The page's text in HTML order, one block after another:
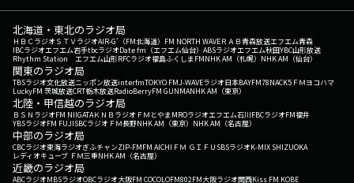
北海道・東北のラジオ局
ＨＢＣラジオＳＴＶラジオAIR-G'（FM北海道） FM NORTH WAVEＲＡＢ青森放送エフエム青森
IBCラジオエフエム岩手tbcラジオDate fm（エフエム仙台） ABSラジオエフエム秋田YBC山形放送
Rhythm Station エフエム山形RFCラジオ福島ふくしまFMNHK AM（札幌） NHK AM（仙台）
関東のラジオ局
TBSラジオ文化放送ニッポン放送interfmTOKYO FMJ-WAVEラジオ日本BAYFM78NACK5 ＦＭヨコハマ
LuckyFM 茨城放送CRT栃木放送RadioBerryFM GUNMANHK AM（東京）
北陸・甲信越のラジオ局
ＢＳＮラジオFM NIIGATAＫＮＢラジオ ＦＭとやまMROラジオエフエム石川FBCラジオFM福井
YBSラジオFM FUJISBCラジオ ＦＭ長野NHK AM（東京） NHK AM（名古屋）
中部のラジオ局
CBCラジオ東海ラジオぎふチャンZIP-FMFM AICHI ＦＭ ＧＩＦＵ SBSラジオK-MIX SHIZUOKA
レディオキューブ ＦＭ三重NHK AM（名古屋）
近畿のラジオ局
ABCラジオMBSラジオOBCラジオ大阪FM COCOLOFM802FM大阪ラジオ関西Kiss FM KOBE